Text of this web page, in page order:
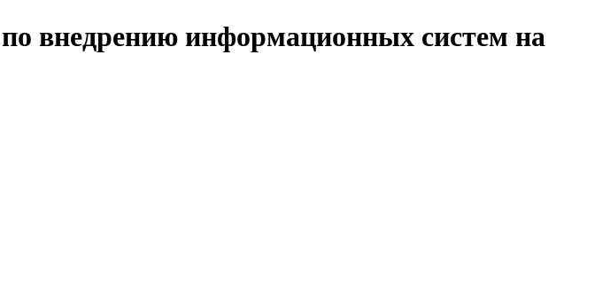
внедрению информационных систем на